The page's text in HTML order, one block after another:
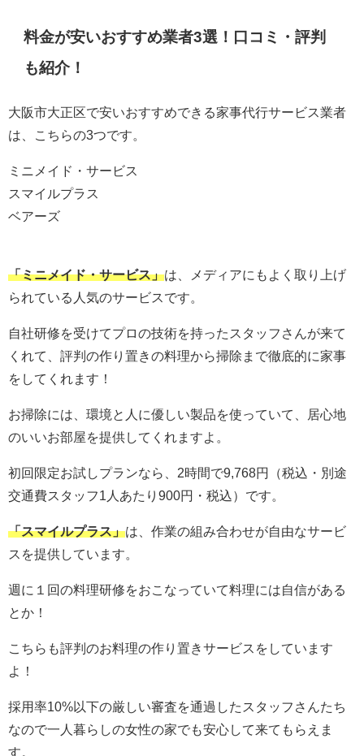
料金が安いおすすめ業者3選！口コミ・評判
も紹介！
大阪市大正区で安いおすすめできる家事代行サービス業者
は、こちらの3つです。
ミニメイド・サービス
スマイルプラス
ベアーズ
「ミニメイド・サービス」は、メディアにもよく取り上げ
られている人気のサービスです。
自社研修を受けてプロの技術を持ったスタッフさんが来て
くれて、評判の作り置きの料理から掃除まで徹底的に家事
をしてくれます！
お掃除には、環境と人に優しい製品を使っていて、居心地
のいいお部屋を提供してくれますよ。
初回限定お試しプランなら、 2時間で9,768円（税込・別途
交通費スタッフ1人あたり900円・税込）です。
「スマイルプラス」は、作業の組み合わせが自由なサービ
スを提供しています。
週に１回の料理研修をおこなっていて料理には自信がある
とか！
こちらも評判のお料理の作り置きサービスをしています
よ！
採用率10%以下の厳しい審査を通過したスタッフさんたち
なので一人暮らしの女性の家でも安心して来てもらえま
す。